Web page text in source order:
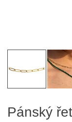
Pánský